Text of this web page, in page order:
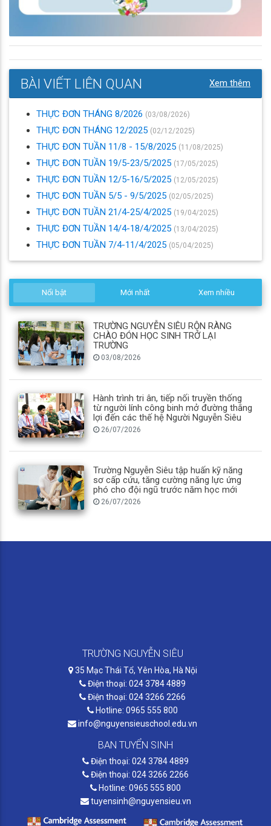
BÀI VIẾT LIÊN QUAN Xem thêm
THỰC ĐƠN THÁNG 8/2026 (03/08/2026)
THỰC ĐƠN THÁNG 12/2025 (02/12/2025)
THỰC ĐƠN TUẦN 11/8 - 15/8/2025 (11/08/2025)
THỰC ĐƠN TUẦN 19/5-23/5/2025 (17/05/2025)
THỰC ĐƠN TUẦN 12/5-16/5/2025 (12/05/2025)
THỰC ĐƠN TUẦN 5/5 - 9/5/2025 (02/05/2025)
THỰC ĐƠN TUẦN 21/4-25/4/2025 (19/04/2025)
THỰC ĐƠN TUẦN 14/4-18/4/2025 (13/04/2025)
THỰC ĐƠN TUẦN 7/4-11/4/2025 (05/04/2025)
Nổi bật Mới nhất Xem nhiều
TRƯỜNG NGUYỄN SIÊU RỘN RÀNG
CHÀO ĐÓN HỌC SINH TRỞ LẠI
TRƯỜNG
03/08/2026
Hành trình tri ân, tiếp nối truyền thống
từ người lính công binh mở đường thắng
lợi đến các thế hệ Người Nguyễn Siêu
26/07/2026
Trường Nguyễn Siêu tập huấn kỹ năng
sơ cấp cứu, tăng cường năng lực ứng
phó cho đội ngũ trước năm học mới
26/07/2026
TRƯỜNG NGUYỄN SIÊU
35 Mạc Thái Tổ, Yên Hòa, Hà Nội
Điện thoại: 024 3784 4889
Điện thoại: 024 3266 2266
Hotline: 0965 555 800
info@nguyensieuschool.edu.vn
BAN TUYỂN SINH
Điện thoại: 024 3784 4889
Điện thoại: 024 3266 2266
Hotline: 0965 555 800
tuyensinh@nguyensieu.vn